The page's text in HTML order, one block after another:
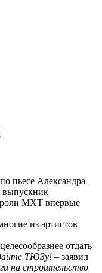
пьесе Александра
выпускник
МХТ впервые
из артистов
отдать
ТЮЗу! – заявил
на строительство